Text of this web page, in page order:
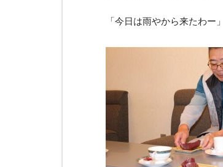
「今日は雨やから来たわー